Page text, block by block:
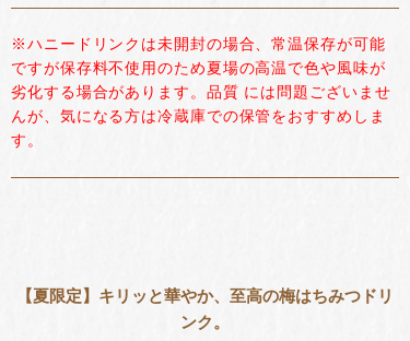
※ハニードリンクは未開封の場合、常温保存が可能
ですが保存料不使用のため夏場の高温で色や風味が
劣化する場合があります。品質 には問題ございませ
んが、気になる方は冷蔵庫での保管をおすすめしま
す。
【夏限定】キリッと華やか、至高の梅はちみつドリ
ンク。